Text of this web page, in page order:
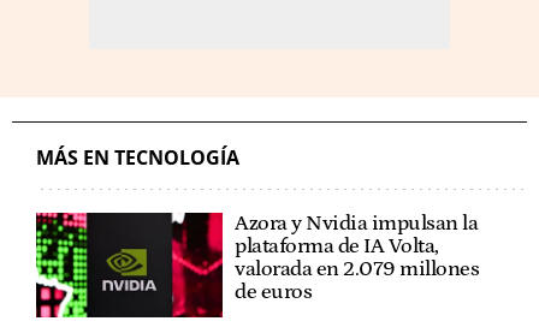
MÁS EN TECNOLOGÍA
Azora y Nvidia impulsan la
plataforma de IA Volta,
valorada en 2.079 millones
de euros